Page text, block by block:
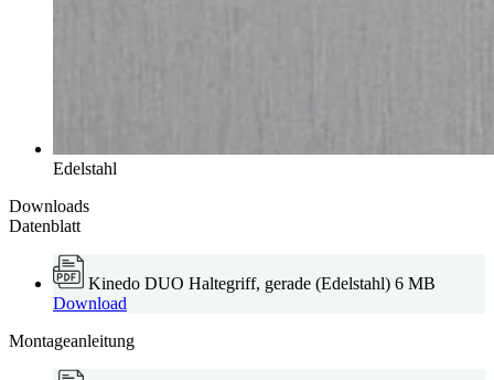
Edelstahl
Downloads
Datenblatt
Kinedo DUO Haltegriff, gerade (Edelstahl) 6 MB
Download
Montageanleitung